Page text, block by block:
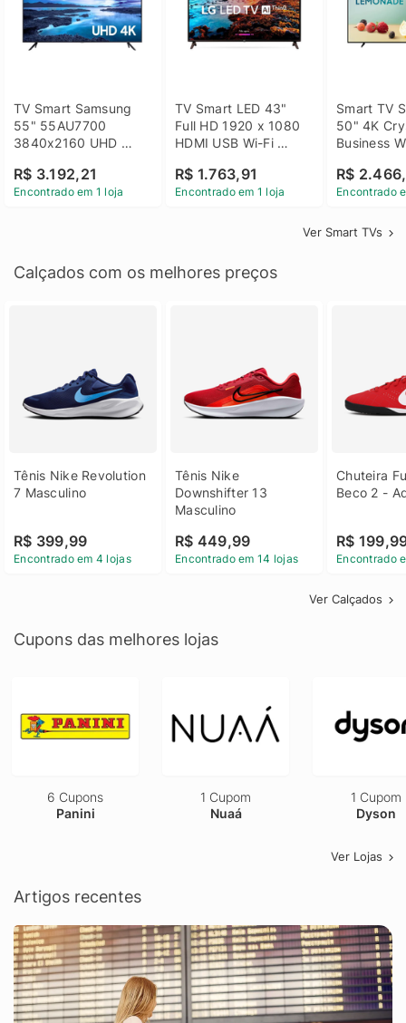
TV Smart Samsung
55" 55AU7700
3840x2160 UHD
Bluetooth
R$ 3.192,21
Encontrado em 1 loja
TV Smart LED 43"
Full HD 1920 x 1080
HDMI USB Wi-Fi
43LM631C0SB LG
R$ 1.763,91
Encontrado em 1 loja
Smart TV
50" 4K
Business
R$
Encontrado
Ver Smart TVs
Calçados com os melhores preços
Tênis Nike Revolution
7 Masculino
R$ 399,99
Encontrado em 4 lojas
Tênis Nike
Downshifter 13
Masculino
R$ 449,99
Encontrado em 14 lojas
Chuteira
Beco 2 -
R$
Encontrado
Ver Calçados
Cupons das melhores lojas
6 Cupons
Panini
1 Cupom
Nuaá
1 Cupom
Dyson
Ver Lojas
Artigos recentes